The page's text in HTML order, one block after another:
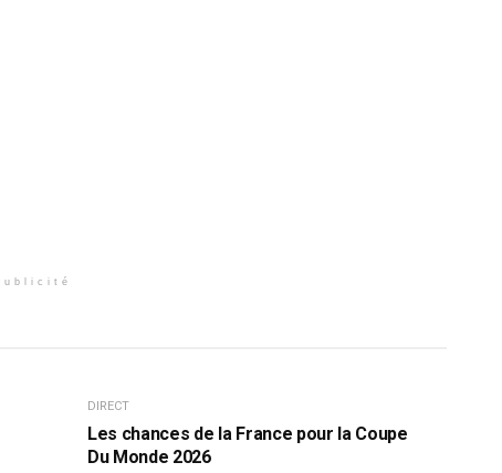
DIRECT
Les chances de la France pour la Coupe
Du Monde 2026